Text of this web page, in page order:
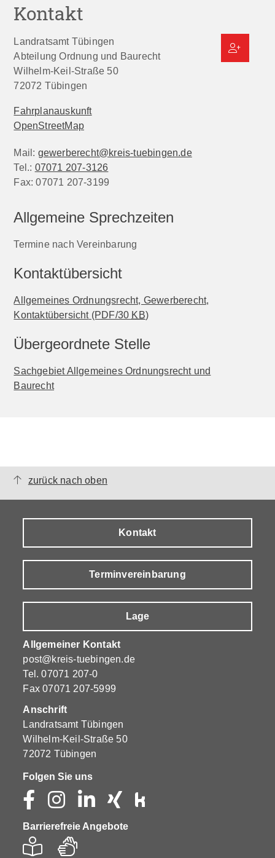
Kontakt
Landratsamt Tübingen
Abteilung Ordnung und Baurecht
Wilhelm-Keil-Straße 50
72072 Tübingen
Fahrplanauskunft
OpenStreetMap
Mail: gewerberecht@kreis-tuebingen.de
Tel.: 07071 207-3126
Fax: 07071 207-3199
Allgemeine Sprechzeiten
Termine nach Vereinbarung
Kontaktübersicht
Allgemeines Ordnungsrecht, Gewerberecht,
Kontaktübersicht(PDF/30 KB)
Übergeordnete Stelle
Sachgebiet Allgemeines Ordnungsrecht und
Baurecht
zurück nach oben
Kontakt
Terminvereinbarung
Lage
Allgemeiner Kontakt
post@kreis-tuebingen.de
Tel.07071 207-0
Fax 07071 207-5999
Anschrift
Landratsamt Tübingen
Wilhelm-Keil-Straße 50
72072 Tübingen
Folgen Sie uns
Barrierefreie Angebote